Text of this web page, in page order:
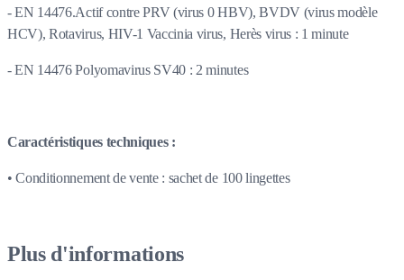
- EN 14476.Actif contre PRV (virus 0 HBV), BVDV (virus modèle
HCV), Rotavirus, HIV-1 Vaccinia virus, Herès virus : 1 minute
- EN 14476 Polyomavirus SV40 : 2 minutes
Caractéristiques techniques :
• Conditionnement de vente : sachet de 100 lingettes
Plus d'informations